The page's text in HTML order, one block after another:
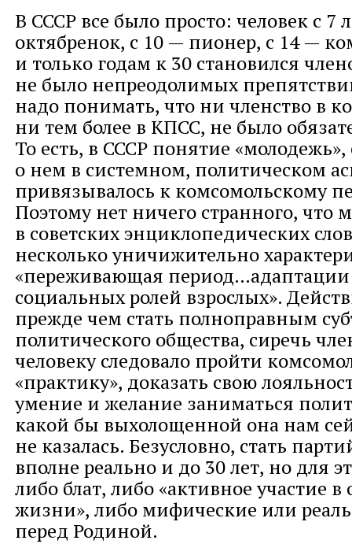
В СССР все было просто: человек с 7
октябренок, с 10 — пионер, с 14 —
и только годам к 30 становился
не было непреодолимых
надо понимать, что ни членство в
ни тем более в КПСС, не было
То есть, в СССР понятие «молодежь»,
о нем в системном, политическом
привязывалось к комсомольскому
Поэтому нет ничего странного, что
в советских энциклопедических
несколько уничижительно
«переживающая
социальных ролей взрослых».
прежде чем стать полноправным
политического общества, сиречь
человеку следовало пройти
«практику», доказать свою
умение и желание заниматься
какой бы выхолощенной она нам
не казалась. Безусловно, стать
вполне реально и до 30 лет, но для
либо блат, либо «активное участие
жизни», либо мифические или
перед Родиной.